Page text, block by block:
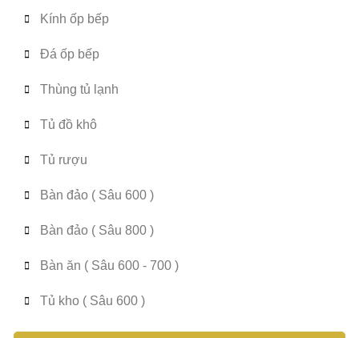
Kính ốp bếp
Đá ốp bếp
Thùng tủ lạnh
Tủ đồ khô
Tủ rượu
Bàn đảo ( Sâu 600 )
Bàn đảo ( Sâu 800 )
Bàn ăn ( Sâu 600 - 700 )
Tủ kho ( Sâu 600 )